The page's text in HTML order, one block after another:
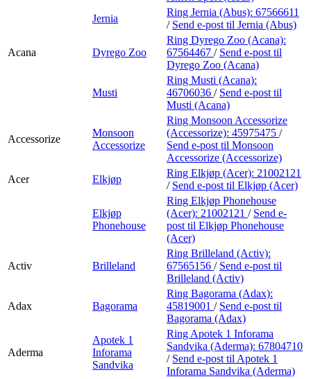
Jernia
Ring Jernia (Abus): 67566611
/ Send e-post til Jernia (Abus)
Acana Dyrego Zoo
Ring Dyrego Zoo (Acana):
67564467 / Send e-post til
Dyrego Zoo (Acana)
Musti
Ring Musti (Acana):
46706036 / Send e-post til
Musti (Acana)
Accessorize
Monsoon
Accessorize
Ring Monsoon Accessorize
(Accessorize): 45975475 /
Send e-post til Monsoon
Accessorize (Accessorize)
Acer
Elkjøp
Ring Elkjøp (Acer): 21002121
/ Send e-post til Elkjøp (Acer)
Elkjøp
Phonehouse
Ring Elkjøp Phonehouse
(Acer): 21002121 / Send e-
post til Elkjøp Phonehouse
(Acer)
Activ Brilleland
Ring Brilleland (Activ):
67565156 / Send e-post til
Brilleland (Activ)
Adax Bagorama
Ring Bagorama (Adax):
45819001 / Send e-post til
Bagorama (Adax)
Aderma
Apotek 1
Inforama
Sandvika
Ring Apotek 1 Inforama
Sandvika (Aderma): 67804710
/ Send e-post til Apotek 1
Inforama Sandvika (Aderma)